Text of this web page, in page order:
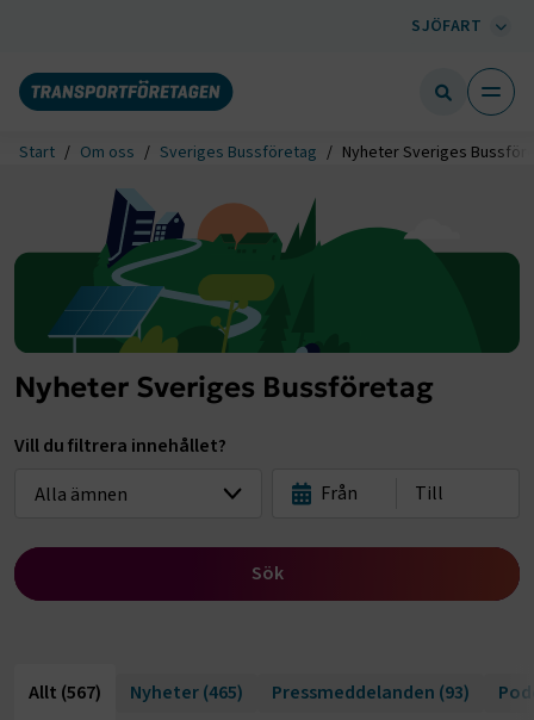
SJÖFART
Start Om oss Sveriges Bussföretag Nyheter Sveriges
Nyheter Sveriges Bussföretag
Vill du filtrera innehållet?
Sök
Allt (567) Nyheter(465) Pressmeddelanden (93)